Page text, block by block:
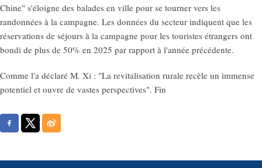
Chine" s'éloigne des balades en ville pour se tourner vers les
randonnées à la campagne. Les données du secteur indiquent que les
réservations de séjours à la campagne pour les touristes étrangers ont
bondi de plus de 50% en 2025 par rapport à l'année précédente.
Comme l'a déclaré M. Xi : "La revitalisation rurale recèle un immense
potentiel et ouvre de vastes perspectives". Fin